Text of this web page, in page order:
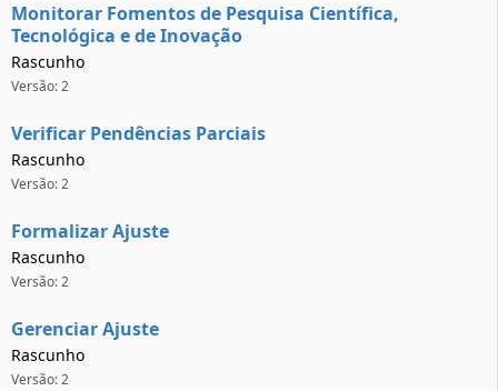
Monitorar Fomentos de Pesquisa Científica,
Tecnológica e de Inovação
Rascunho
Versão: 2
Verificar Pendências Parciais
Rascunho
Versão: 2
Formalizar Ajuste
Rascunho
Versão: 2
Gerenciar Ajuste
Rascunho
Versão: 2